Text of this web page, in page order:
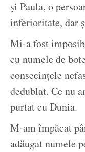
și Paula, o
inferioritate, dar
Mi-a fost
cu numele de
consecințele
dedublat. Ce nu
purtat cu Dunia.
M-am împăcat
adăugat numele